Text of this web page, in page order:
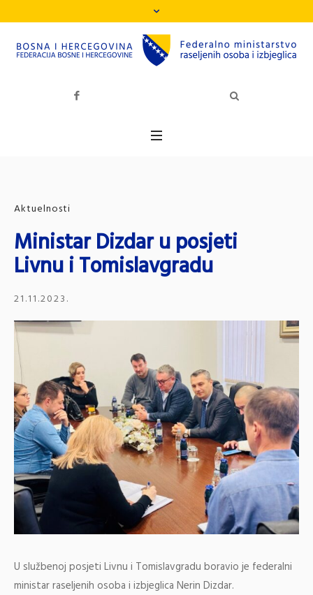
Aktuelnosti
Ministar Dizdar u posjeti
Livnu i Tomislavgradu
21.11.2023.
U službenoj posjeti Livnu i Tomislavgradu boravio je federalni
ministar raseljenih osoba i izbjeglica Nerin Dizdar.